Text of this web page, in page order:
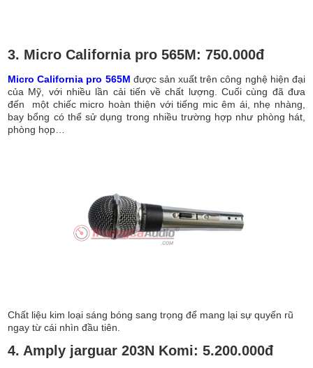
3. Micro California pro 565M: 750.000đ
Micro California pro 565M được sản xuất trên công nghệ hiện đại
của Mỹ, với nhiều lần cải tiến về chất lượng. Cuối cùng đã đưa
đến một chiếc micro hoàn thiện với tiếng mic êm ái, nhẹ nhàng,
bay bổng có thể sử dụng trong nhiều trường hợp như phòng hát,
phòng họp…
Chất liệu kim loại sáng bóng sang trọng để mang lại sự quyến rũ
ngay từ cái nhìn đầu tiên.
4. Amply jarguar 203N Komi: 5.200.000đ